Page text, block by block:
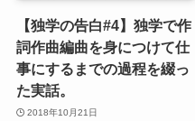
【独学の告白#4】独学で作
詞作曲編曲を身につけて仕
事にするまでの過程を綴っ
た実話。
2018年10月21日